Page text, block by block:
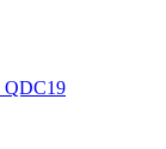
QDC19